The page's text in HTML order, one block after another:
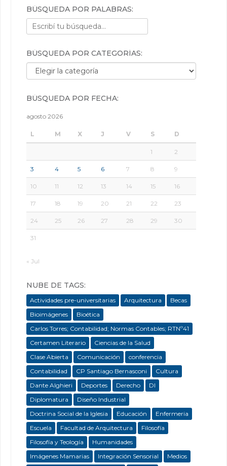
BÚSQUEDA POR PALABRAS:
BÚSQUEDA POR CATEGORÍAS:
Búsqueda por categorías:
BÚSQUEDA POR FECHA:
agosto 2026
L M X J V S D
1 2
3 4 5 6 7 8 9
10 11 12 13 14 15 16
17 18 19 20 21 22 23
24 25 26 27 28 29 30
31
« Jul
NUBE DE TAGS:
Actividades pre-universitarias Arquitectura
Becas
Bioimágenes
Bioética
Carlos Torres; Contabilidad; Normas Contables; RTNº41
Certamen Literario
Ciencias de la Salud
Clase Abierta
Comunicación
conferencia
Contabilidad
CP Santiago Bernasconi
Cultura
Dante Alghieri
Deportes Derecho
DI
Diplomatura
Diseño Industrial
Doctrina Social de la Iglesia
Educación
Enfermeria
Escuela
Facultad de Arquitectura
Filosofía
Filosofía y Teología
Humanidades
Imágenes Mamarias
Integración Sensorial
Medios